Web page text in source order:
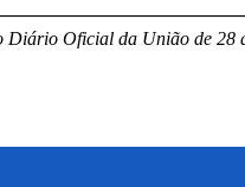
Diário Oficial da União de 28